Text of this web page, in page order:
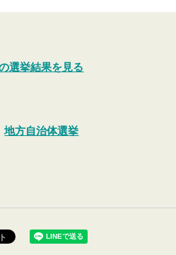
選挙結果を見る
地方自治体選挙